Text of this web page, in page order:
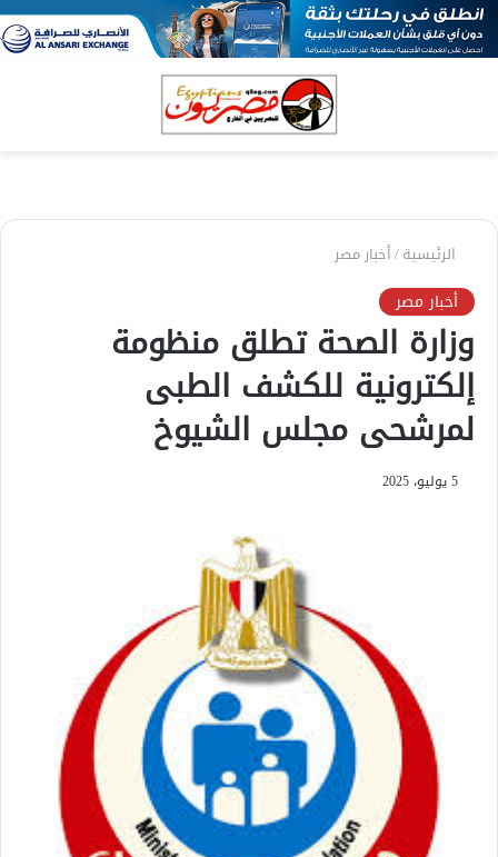
الرئيسية/أخبار مصر
أخبار مصر
وزارة الصحة تطلق منظومة
إلكترونية للكشف الطبى
لمرشحى مجلس الشيوخ
5 يوليو، 2025